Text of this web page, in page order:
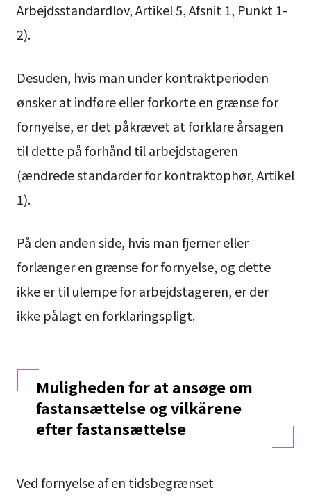
Arbejdsstandardlov, Artikel 5, Afsnit 1, Punkt 1-
2).
Desuden, hvis man under kontraktperioden
ønsker at indføre eller forkorte en grænse for
fornyelse, er det påkrævet at forklare årsagen
til dette på forhånd til arbejdstageren
(ændrede standarder for kontraktophør, Artikel
1).
På den anden side, hvis man fjerner eller
forlænger en grænse for fornyelse, og dette
ikke er til ulempe for arbejdstageren, er der
ikke pålagt en forklaringspligt.
Muligheden for at ansøge om
fastansættelse og vilkårene
efter fastansættelse
Ved fornyelse af en tidsbegrænset